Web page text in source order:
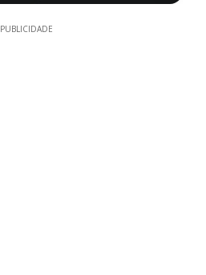
PUBLICIDADE